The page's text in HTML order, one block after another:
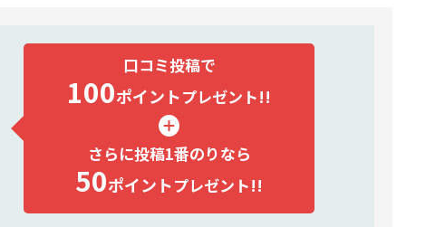
口コミ投稿で
100ポイントプレゼント!!
さらに投稿1番のりなら
50ポイントプレゼント!!